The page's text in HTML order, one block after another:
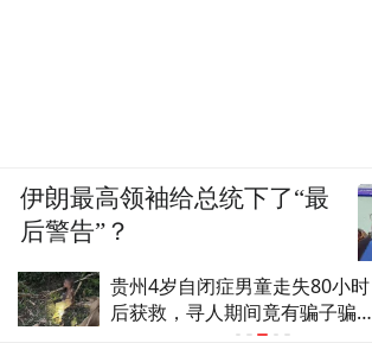
贵州4岁自闭症男童走失80小时
后获救，寻人期间竟有骗子骗取
伊朗最高领袖给总统下了“最
后警告”？